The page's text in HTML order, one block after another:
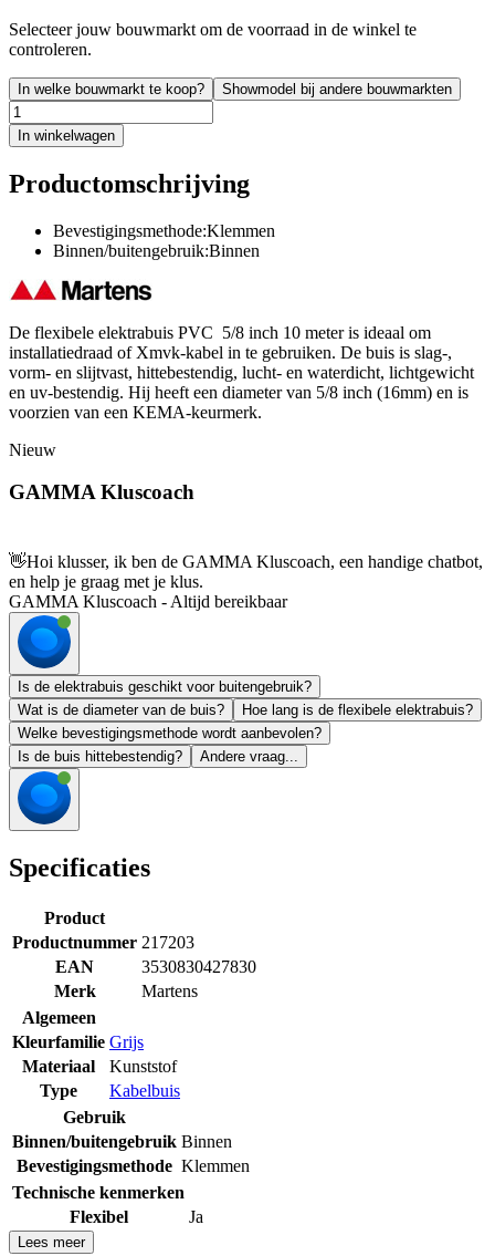
Selecteer jouw bouwmarkt om de voorraad in de winkel te
controleren.
In welke bouwmarkt te koop? Showmodel bij andere bouwmarkten
In winkelwagen
Productomschrijving
Bevestigingsmethode:Klemmen
Binnen/buitengebruik:Binnen
De flexibele elektrabuis PVC 5/8 inch 10 meter is ideaal om
installatiedraad of Xmvk-kabel in te gebruiken. De buis is slag-,
vorm- en slijtvast, hittebestendig, lucht- en waterdicht, lichtgewicht
en uv-bestendig. Hij heeft een diameter van 5/8 inch (16mm) en is
voorzien van een KEMA-keurmerk.
Nieuw
GAMMA Kluscoach
👋Hoi klusser, ik ben de GAMMA Kluscoach, een handige chatbot,
en help je graag met je klus.
GAMMA Kluscoach - Altijd bereikbaar
Is de elektrabuis geschikt voor buitengebruik?
Wat is de diameter van de buis?
Hoe lang is de flexibele elektrabuis?
Welke bevestigingsmethode wordt aanbevolen?
Is de buis hittebestendig?
Andere vraag...
Specificaties
Product
Productnummer 217203
EAN
3530830427830
Merk
Martens
Algemeen
Kleurfamilie Grijs
Materiaal
Kunststof
Type
Kabelbuis
Gebruik
Binnen/buitengebruik Binnen
Bevestigingsmethode Klemmen
Technische kenmerken
Flexibel
Ja
Lees meer